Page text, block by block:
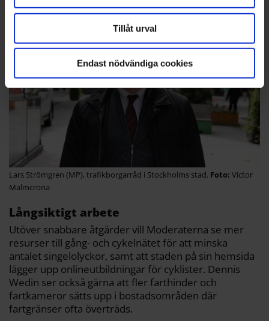
Tillåt urval
Endast nödvändiga cookies
Lars Strömgren (MP), trafikborgarråd i Stockholms stad.
Victor
Malmcrona
Långsiktigt arbete
Utöver snabbare åtgärder vill Moderaterna se mer
resurser till gång- och cykelnätet för att minska
antalet singelolyckor, samt att staden på sin hemsida
lägger upp onlineutbildningar för cyklister. Dennis
Wedin ser också gärna att fler farthinder och
fartkameror sätts upp i bostadsområden där
fartgränser ofta överträds.